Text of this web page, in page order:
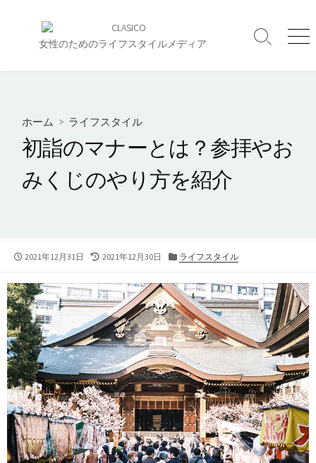
女性のためのライフスタイルメディア
検
メ
ホーム > ライフスタイル
初詣のマナーとは？参拝やお
みくじのやり方を紹介
公
日
2021年12月31日
最
更
新
日
2021年12月30日
カ
ゴ
リ
ー
ライフスタイル